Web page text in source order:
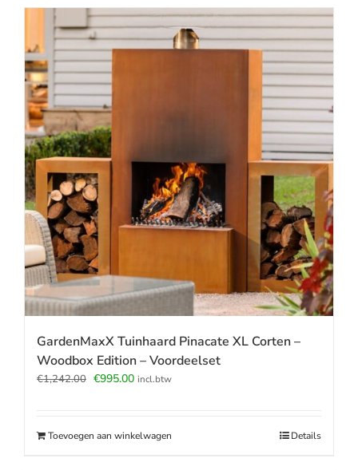
GardenMaxX Tuinhaard Pinacate XL Corten –
Woodbox Edition – Voordeelset
€1,242.00 Oorspronkelijke
€995.00Huidige
incl.btw
Toevoegen aan winkelwagen Details